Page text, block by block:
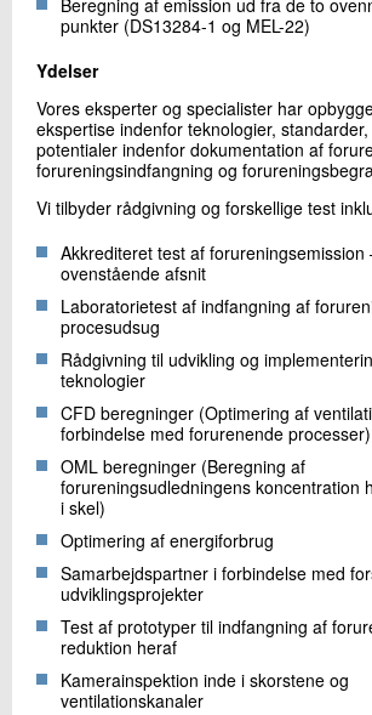
Beregning af emission ud fra de to
punkter (DS13284-1 og MEL-22)
Ydelser
Vores eksperter og specialister har
ekspertise indenfor teknologier,
potentialer indenfor dokumentation af
forureningsindfangning og
Vi tilbyder rådgivning og forskellige test
Akkrediteret test af
ovenstående afsnit
Laboratorietest af indfangning af
procesudsug
Rådgivning til udvikling og
teknologier
CFD beregninger (Optimering af
forbindelse med forurenende processer)
OML beregninger (Beregning af
forureningsudledningens koncentration
i skel)
Optimering af energiforbrug
Samarbejdspartner i forbindelse med
udviklingsprojekter
Test af prototyper til indfangning af
reduktion heraf
Kamerainspektion inde i skorstene og
ventilationskanaler